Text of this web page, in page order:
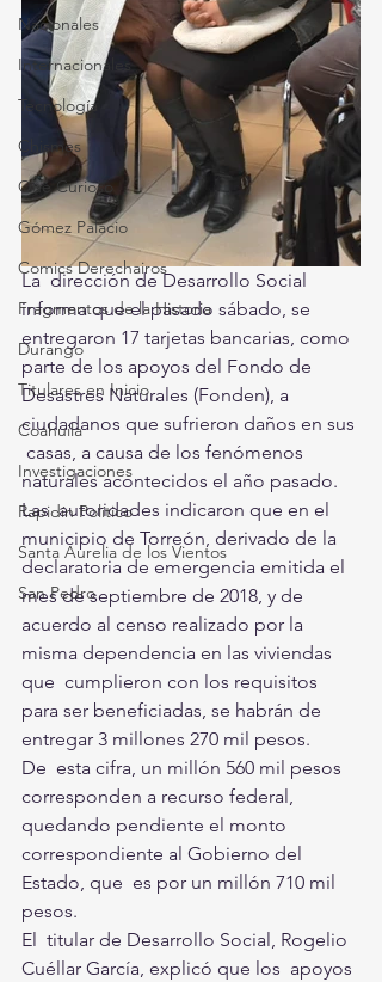
Nacionales
Internacionales
Tecnología
Chismes
Qué Curioso
Gómez Palacio
Comics Derechairos
Fragmentos de la Historia
Durango
Titulares en Inicio
Coahuila
Investigaciones
Rapidín Político
Santa Aurelia de los Vientos
San Pedro
La  dirección de Desarrollo Social
informa que el pasado sábado, se
entregaron 17 tarjetas bancarias, como
parte de los apoyos del Fondo de
Desastres Naturales (Fonden), a
ciudadanos que sufrieron daños en sus
casas, a causa de los fenómenos
naturales acontecidos el año pasado.
Las  autoridades indicaron que en el
municipio de Torreón, derivado de la
declaratoria de emergencia emitida el
mes de septiembre de 2018, y de
acuerdo al censo realizado por la
misma dependencia en las viviendas
que  cumplieron con los requisitos
para ser beneficiadas, se habrán de
entregar 3 millones 270 mil pesos.
De  esta cifra, un millón 560 mil pesos
corresponden a recurso federal,
quedando pendiente el monto
correspondiente al Gobierno del
Estado, que  es por un millón 710 mil
pesos.
El  titular de Desarrollo Social, Rogelio
Cuéllar García, explicó que los  apoyos